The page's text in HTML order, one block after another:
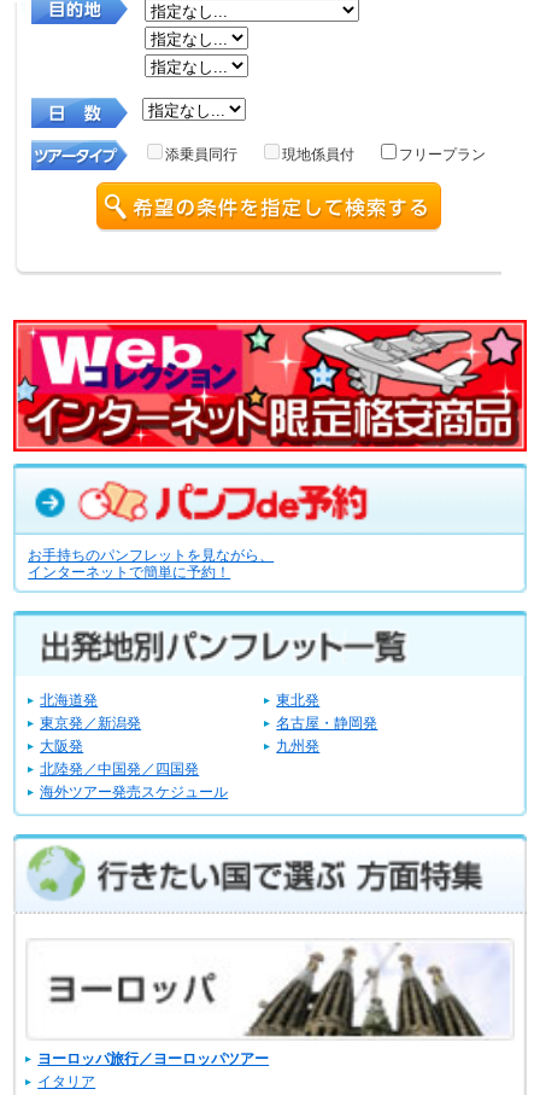
お手持ちのパンフレットを見ながら、
インターネットで簡単に予約！
北海道発
東北発
東京発／新潟発
名古屋・静岡発
大阪発
九州発
北陸発／中国発／四国発
海外ツアー発売スケジュール
ヨーロッパ旅行／ヨーロッパツアー
イタリア